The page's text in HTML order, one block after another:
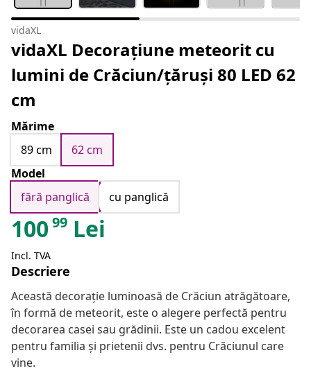
vidaXL
vidaXL Decorațiune meteorit cu
lumini de Crăciun/țăruși 80 LED 62
cm
Mărime
89 cm
62 cm
Model
fără panglică
cu panglică
10099 Lei
Incl. TVA
Descriere
Această decorație luminoasă de Crăciun atrăgătoare,
în formă de meteorit, este o alegere perfectă pentru
decorarea casei sau grădinii. Este un cadou excelent
pentru familia și prietenii dvs. pentru Crăciunul care
vine.